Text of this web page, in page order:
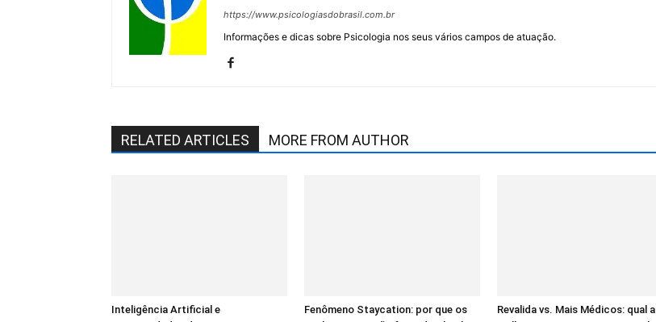
https://www.psicologiasdobrasil.com.br
Informações e dicas sobre Psicologia nos seus vários campos de atuação.
RELATED ARTICLES MORE FROM AUTHOR
Inteligência Artificial e
Fenômeno Staycation: por que os
Revalida vs. Mais Médicos: qual a